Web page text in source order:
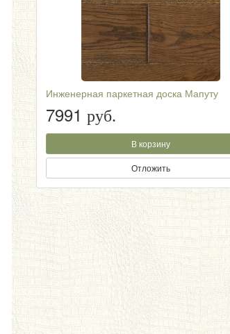
Инженерная паркетная доска Мапуту
7991руб.
В корзину
Отложить